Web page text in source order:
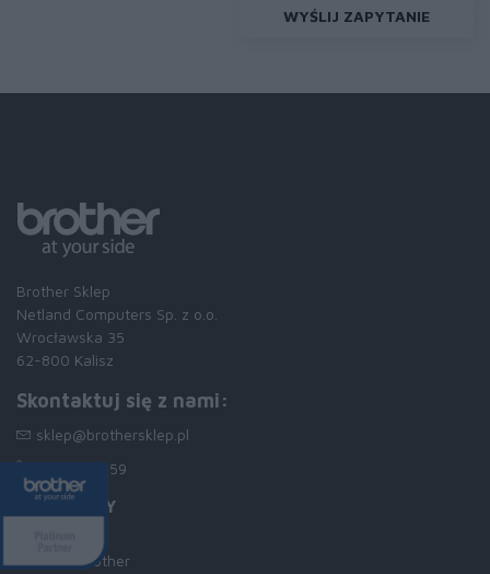
WYŚLIJ ZAPYTANIE
Brother Sklep
Netland Computers Sp. z o.o.
Wrocławska 35
62-800 Kalisz
Skontaktuj się z nami:
sklep@brothersklep.pl
62 741 22 59
NA SKRÓTY
Drukarki Brother